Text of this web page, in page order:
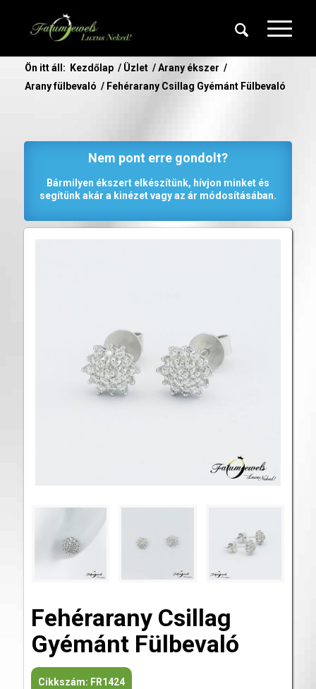
Ön itt áll: Kezdőlap / Üzlet / Arany ékszer /
Arany fülbevaló / Fehérarany Csillag Gyémánt Fülbevaló
Nem pont erre gondolt?
Bármilyen ékszert elkészítünk, hívjon minket és
segítünk akár a kinézet vagy az ár módosításában.
Fehérarany Csillag
Gyémánt Fülbevaló
Cikkszám: FR1424